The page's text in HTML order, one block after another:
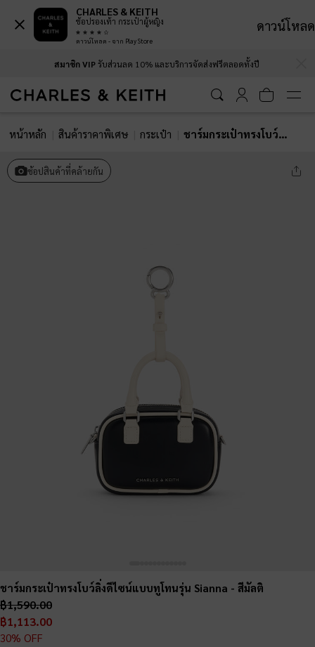
สมาชิก VIPรับส่วนลด 10% และบริการจัดส่งฟรีตลอดทั้งปี
หน้าหลัก สินค้าราคาพิเศษ กระเป๋า ชาร์มกระเป๋าทรงโบว์ลิ่งดีไซน์แบบทูโทนรุ่น Sianna
ช้อปสินค้าที่คล้ายกัน
ชาร์มกระเป๋าทรงโบว์ลิ่งดีไซน์แบบทูโทนรุ่น Sianna - สีมัลติ
฿1,590.00
฿1,113.00
30% OFF
CHARLES & KEITH
ช้อปรองเท้า กระเป๋าผู้หญิง
ดาวน์โหลด - จาก Play Store
ดาวน์โหลด